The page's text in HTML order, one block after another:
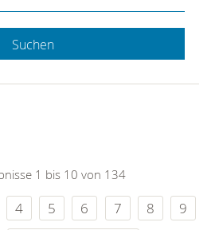
Suchen
1 bis 10 von 134
4 5 6 7 8
9